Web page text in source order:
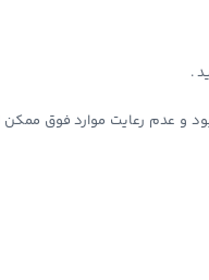
.
و عدم رعایت موارد فوق